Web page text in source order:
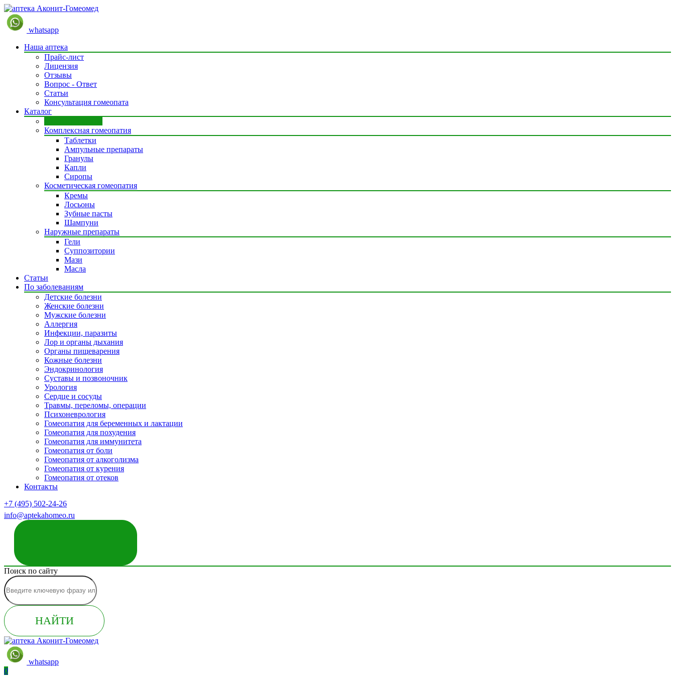
whatsapp
Наша аптека
Прайс-лист
Лицензия
Отзывы
Вопрос - Ответ
Статьи
Консультация гомеопата
Каталог
Комплексная гомеопатия
Таблетки
Ампульные препараты
Гранулы
Капли
Сиропы
Косметическая гомеопатия
Кремы
Лосьоны
Зубные пасты
Шампуни
Наружные препараты
Гели
Суппозитории
Мази
Масла
Статьи
По заболеваниям
Детские болезни
Женские болезни
Мужские болезни
Аллергия
Инфекции, паразиты
Лор и органы дыхания
Органы пищеварения
Кожные болезни
Эндокринология
Суставы и позвоночник
Урология
Сердце и сосуды
Травмы, переломы, операции
Психоневрология
Гомеопатия для беременных и лактации
Гомеопатия для похудения
Гомеопатия для иммунитета
Гомеопатия от боли
Гомеопатия от алкоголизма
Гомеопатия от курения
Гомеопатия от отеков
Контакты
+7 (495) 502-24-26
info@aptekahomeo.ru
Поиск по сайту
НАЙТИ
whatsapp
0